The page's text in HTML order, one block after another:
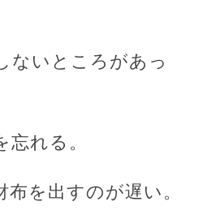
ないところがあっ
忘れる。
を出すのが遅い。